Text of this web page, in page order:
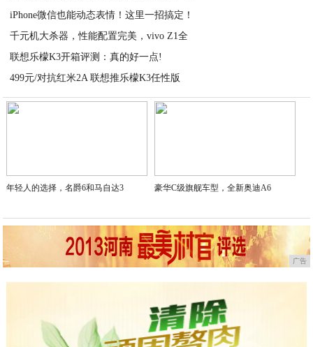
iPhone微信也能动态表情！这里一招搞定！
千元机大杀器，性能配置完美，vivo Z1全
联想乐檬K3开箱评测：真的好一点!
499元/对抗红米2A 联想推乐檬K3任性版
2021-03-05
年轻人的选择，名爵6和马自达3 豪华C级旗舰车型，全新奥迪A6
广告